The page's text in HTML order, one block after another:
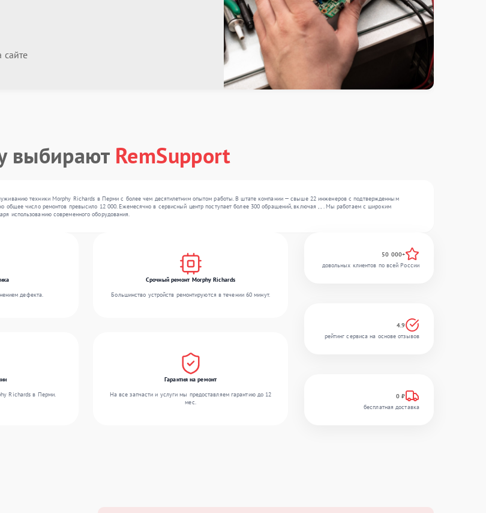
сайте
выбирают RemSupport
техники Morphy Richards в Перми с более чем десятилетним опытом работы. В штате компании — свыше 22 инженеров с подтвержденным
общее число ремонтов превысило 12 000. Ежемесячно в сервисный центр поступает более 300 обращений, включая , , . Мы работаем с широким
использованию современного оборудования.
дефекта.
Срочный ремонт Morphy Richards
Большинство устройств ремонтируются в течении 60 минут.
Richards в Перми.
Гарантия на ремонт
На все запчасти и услуги мы предоставляем гарантию до 12
мес.
50 000+
довольных клиентов по всей России
4.9
рейтинг сервиса на основе отзывов
0 ₽
бесплатная доставка